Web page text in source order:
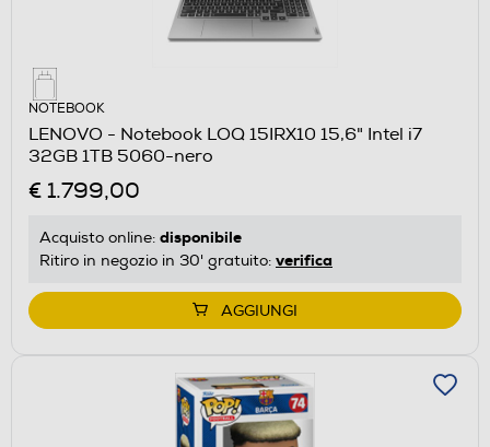
NOTEBOOK
LENOVO - Notebook LOQ 15IRX10 15,6" Intel i7
32GB 1TB 5060-nero
€ 1.799,00
Acquisto online: disponibile
Ritiro in negozio in 30' gratuito: verifica
AGGIUNGI